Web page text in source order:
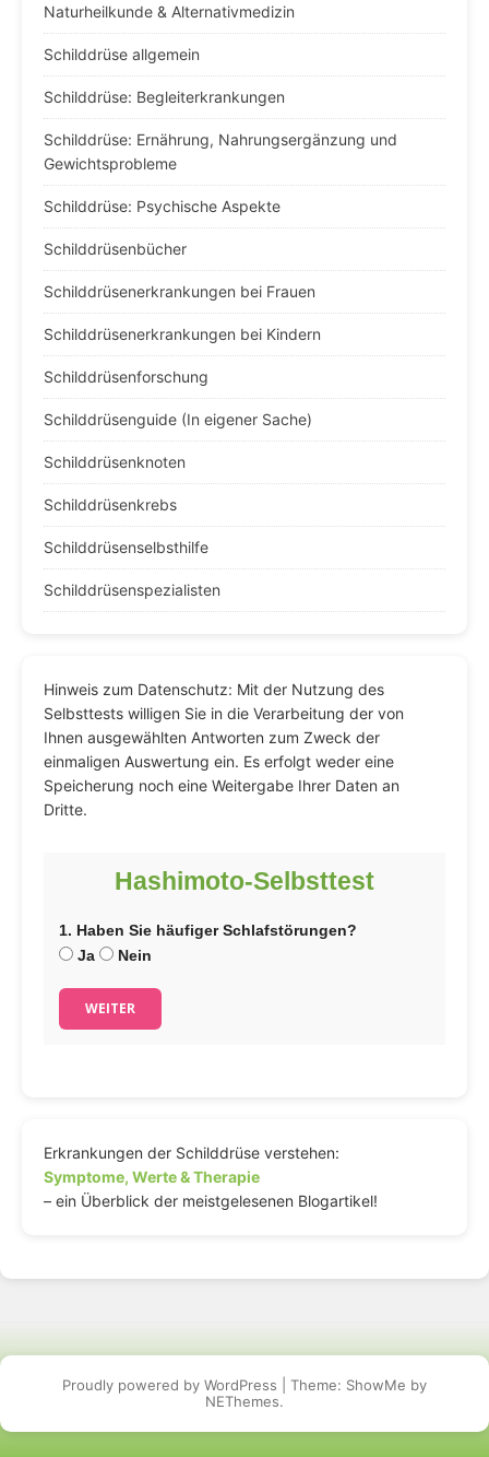
Naturheilkunde & Alternativmedizin
Schilddrüse allgemein
Schilddrüse: Begleiterkrankungen
Schilddrüse: Ernährung, Nahrungsergänzung und
Gewichtsprobleme
Schilddrüse: Psychische Aspekte
Schilddrüsenbücher
Schilddrüsenerkrankungen bei Frauen
Schilddrüsenerkrankungen bei Kindern
Schilddrüsenforschung
Schilddrüsenguide (In eigener Sache)
Schilddrüsenknoten
Schilddrüsenkrebs
Schilddrüsenselbsthilfe
Schilddrüsenspezialisten
Hinweis zum Datenschutz: Mit der Nutzung des
Selbsttests willigen Sie in die Verarbeitung der von
Ihnen ausgewählten Antworten zum Zweck der
einmaligen Auswertung ein. Es erfolgt weder eine
Speicherung noch eine Weitergabe Ihrer Daten an
Dritte.
Hashimoto-Selbsttest
1. Haben Sie häufiger Schlafstörungen?
Ja
Nein
WEITER
Erkrankungen der Schilddrüse verstehen:
Symptome, Werte & Therapie
– ein Überblick der meistgelesenen Blogartikel!
Proudly powered by WordPress
Theme: ShowMe by
NEThemes.